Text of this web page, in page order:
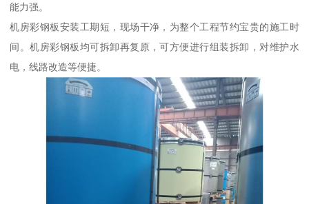
能力强。
机房彩钢板安装工期短，现场干净，为整个工程节约宝贵的施工时
间。机房彩钢板均可拆卸再复原，可方便进行组装拆卸，对维护水
电，线路改造等便捷。